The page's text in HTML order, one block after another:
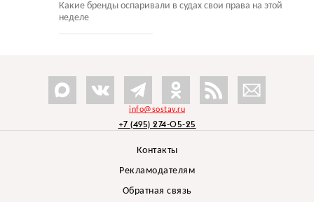
Какие бренды оспаривали в судах свои права на этой
неделе
info@sostav.ru
+7 (495) 274-05-25
Контакты
Рекламодателям
Обратная связь